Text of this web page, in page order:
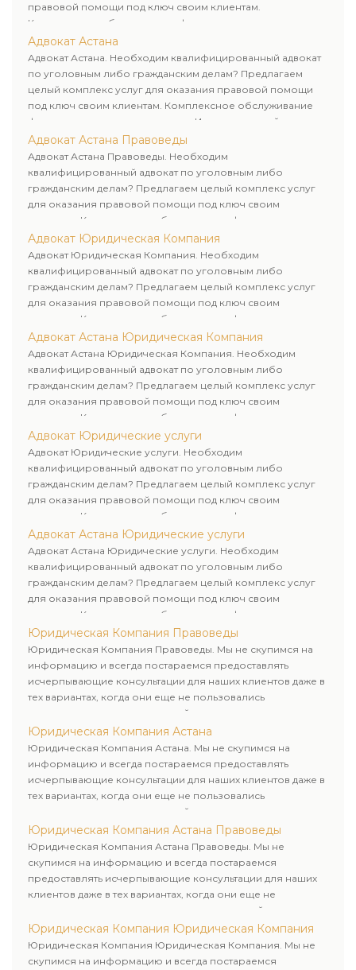
правовой помощи под ключ своим клиентам.
Комплексное обслуживание физических и юридических
лиц. Индивидуальный подход к каждому клиенту.
Адвокат Астана
Адвокат Астана. Необходим квалифицированный адвокат
по уголовным либо гражданским делам? Предлагаем
целый комплекс услуг для оказания правовой помощи
под ключ своим клиентам. Комплексное обслуживание
физических и юридических лиц. Индивидуальный подход к
каждому клиенту.
Адвокат Астана Правоведы
Адвокат Астана Правоведы. Необходим
квалифицированный адвокат по уголовным либо
гражданским делам? Предлагаем целый комплекс услуг
для оказания правовой помощи под ключ своим
клиентам. Комплексное обслуживание физических и
юридических лиц. Индивидуальный подход к каждому
клиенту.
Адвокат Юридическая Компания
Адвокат Юридическая Компания. Необходим
квалифицированный адвокат по уголовным либо
гражданским делам? Предлагаем целый комплекс услуг
для оказания правовой помощи под ключ своим
клиентам. Комплексное обслуживание физических и
юридических лиц. Индивидуальный подход к каждому
клиенту.
Адвокат Астана Юридическая Компания
Адвокат Астана Юридическая Компания. Необходим
квалифицированный адвокат по уголовным либо
гражданским делам? Предлагаем целый комплекс услуг
для оказания правовой помощи под ключ своим
клиентам. Комплексное обслуживание физических и
юридических лиц. Индивидуальный подход к каждому
клиенту.
Адвокат Юридические услуги
Адвокат Юридические услуги. Необходим
квалифицированный адвокат по уголовным либо
гражданским делам? Предлагаем целый комплекс услуг
для оказания правовой помощи под ключ своим
клиентам. Комплексное обслуживание физических и
юридических лиц. Индивидуальный подход к каждому
клиенту.
Адвокат Астана Юридические услуги
Адвокат Астана Юридические услуги. Необходим
квалифицированный адвокат по уголовным либо
гражданским делам? Предлагаем целый комплекс услуг
для оказания правовой помощи под ключ своим
клиентам. Комплексное обслуживание физических и
юридических лиц. Индивидуальный подход к каждому
клиенту.
Юридическая Компания Правоведы
Юридическая Компания Правоведы. Мы не скупимся на
информацию и всегда постараемся предоставлять
исчерпывающие консультации для наших клиентов даже в
тех вариантах, когда они еще не пользовались
юридическими услугами нашей компании.
Юридическая Компания Астана
Юридическая Компания Астана. Мы не скупимся на
информацию и всегда постараемся предоставлять
исчерпывающие консультации для наших клиентов даже в
тех вариантах, когда они еще не пользовались
юридическими услугами нашей компании.
Юридическая Компания Астана Правоведы
Юридическая Компания Астана Правоведы. Мы не
скупимся на информацию и всегда постараемся
предоставлять исчерпывающие консультации для наших
клиентов даже в тех вариантах, когда они еще не
пользовались юридическими услугами нашей компании.
Юридическая Компания Юридическая Компания
Юридическая Компания Юридическая Компания. Мы не
скупимся на информацию и всегда постараемся